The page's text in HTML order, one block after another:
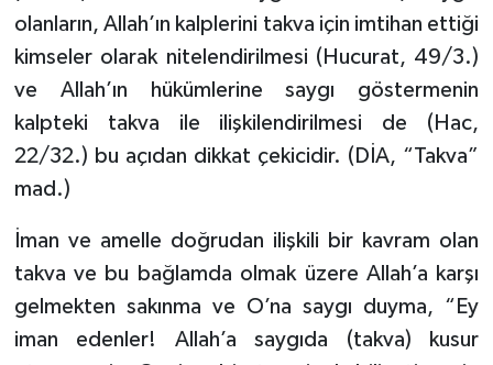
olanların, Allah’ın kalplerini takva için imtihan ettiği
kimseler olarak nitelendirilmesi (Hucurat, 49/3.)
ve Allah’ın hükümlerine saygı göstermenin
kalpteki takva ile ilişkilendirilmesi de (Hac,
22/32.) bu açıdan dikkat çekicidir. (DİA, “Takva”
mad.)
İman ve amelle doğrudan ilişkili bir kavram olan
takva ve bu bağlamda olmak üzere Allah’a karşı
gelmekten sakınma ve O’na saygı duyma, “Ey
iman edenler! Allah’a saygıda (takva) kusur
Karabük Müftülüğü
Kars Müftülüğü
Kastamonu Müftülüğü
Kayseri Müftülüğü
Kilis Müftülüğü